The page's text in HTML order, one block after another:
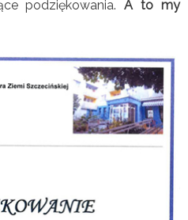
podziękowania.A to my